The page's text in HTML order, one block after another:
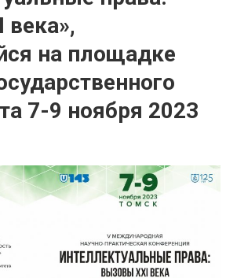
на площадке
7-9 ноября 2023